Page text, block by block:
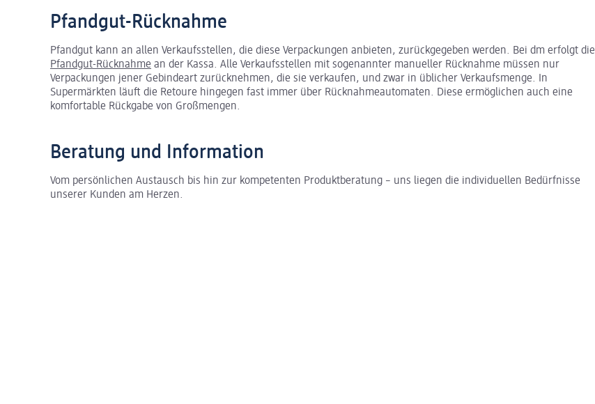
Pfandgut-Rücknahme
Pfandgut kann an allen Verkaufsstellen, die diese Verpackungen anbieten, zurückgegeben werden. Bei dm erfolgt die
Pfandgut-Rücknahme an der Kassa. Alle Verkaufsstellen mit sogenannter manueller Rücknahme müssen nur
Verpackungen jener Gebindeart zurücknehmen, die sie verkaufen, und zwar in üblicher Verkaufsmenge. In
Supermärkten läuft die Retoure hingegen fast immer über Rücknahmeautomaten. Diese ermöglichen auch eine
komfortable Rückgabe von Großmengen.
Beratung und Information
Vom persönlichen Austausch bis hin zur kompetenten Produktberatung – uns liegen die individuellen Bedürfnisse
unserer Kunden am Herzen.